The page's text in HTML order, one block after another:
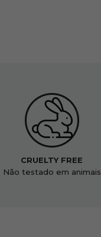
CRUELTY FREE
Não testado em animais